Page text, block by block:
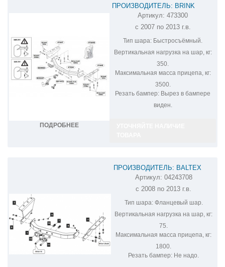
ПОДРОБНЕЕ
ПРОИЗВОДИТЕЛЬ: BRINK
ФАРКОП НА JEEP CHEROKEE KK
473300
Артикул: 473300
с 2007 по 2013 г.в.
Тип шара: Быстросъёмный.
Вертикальная нагрузка на шар, кг:
350.
Максимальная масса прицепа, кг:
3500.
Резать бампер: Вырез в бампере
виден.
ПРОИЗВОДИТЕЛЬ: BALTEX
ФАРКОП НА JEEP CHEROKEE
04243708
Артикул: 04243708
с 2008 по 2013 г.в.
Тип шара:Фланцевый шар.
Вертикальная нагрузка на шар, кг:
75.
Максимальная масса прицепа, кг:
1800.
Резать бампер: Не надо.